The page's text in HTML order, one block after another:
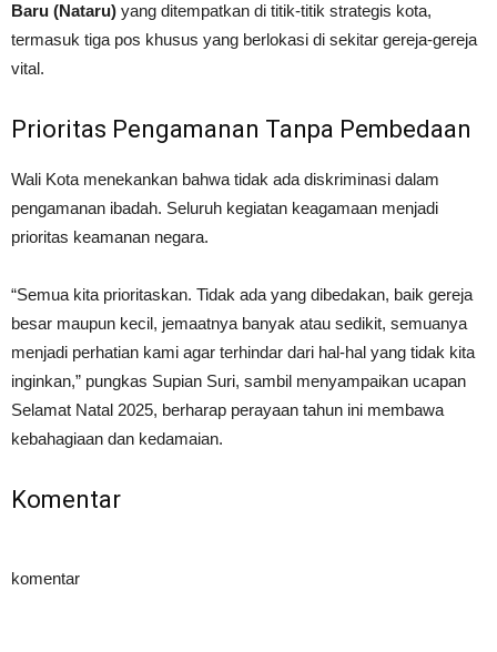
Baru (Nataru) yang ditempatkan di titik-titik strategis kota,
termasuk tiga pos khusus yang berlokasi di sekitar gereja-gereja
vital.
Prioritas Pengamanan Tanpa Pembedaan
Wali Kota menekankan bahwa tidak ada diskriminasi dalam
pengamanan ibadah. Seluruh kegiatan keagamaan menjadi
prioritas keamanan negara.
“Semua kita prioritaskan. Tidak ada yang dibedakan, baik gereja
besar maupun kecil, jemaatnya banyak atau sedikit, semuanya
menjadi perhatian kami agar terhindar dari hal-hal yang tidak kita
inginkan,” pungkas Supian Suri, sambil menyampaikan ucapan
Selamat Natal 2025, berharap perayaan tahun ini membawa
kebahagiaan dan kedamaian.
Komentar
komentar